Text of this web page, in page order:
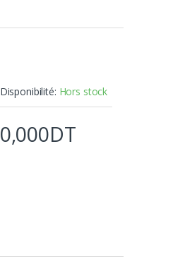
Disponibilité: Hors stock
0,000DT